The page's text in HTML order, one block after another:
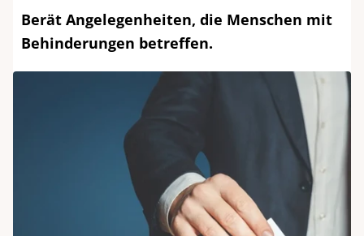
Berät Angelegenheiten, die Menschen mit
Behinderungen betreffen.